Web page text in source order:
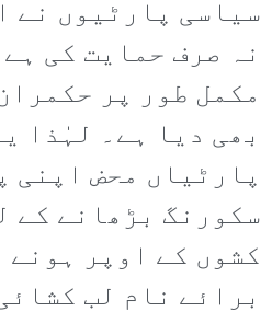
سیاسی پارٹیوں نے
نہ صرف حمایت کی
مکمل طور پر
بھی دیا ہے۔ لہٰذا
پارٹیاں محض اپنی
سکورنگ بڑھانے کے
کشوں کے اوپر
برائے نام لب